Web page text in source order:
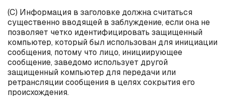
(C) Информация в заголовке должна считаться
существенно вводящей в заблуждение, если она не
позволяет четко идентифицировать защищенный
компьютер, который был использован для инициации
сообщения, потому что лицо, инициирующее
сообщение, заведомо использует другой
защищенный компьютер для передачи или
ретрансляции сообщения в целях сокрытия его
происхождения.